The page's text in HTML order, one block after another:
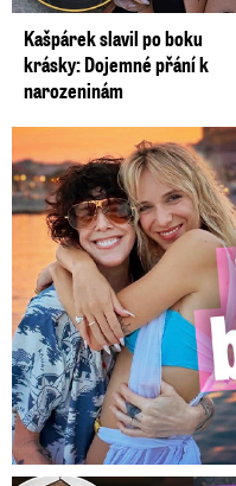
Kašpárek slavil po boku
krásky: Dojemné přání k
narozeninám
Bývalá reportérka Novy